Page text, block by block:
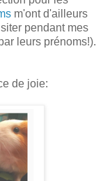
m'ont d'ailleurs
pendant mes
leurs prénoms!).
de joie: